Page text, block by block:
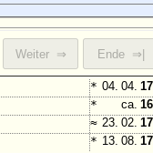
* 04. 04.
* ca.
≈ 23. 02.
* 13. 08.